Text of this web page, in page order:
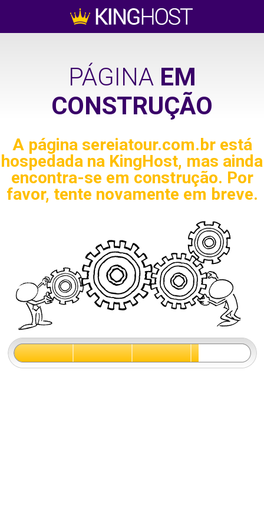
PÁGINA EM
CONSTRUÇÃO
A página sereiatour.com.brestá
hospedada na KingHost, mas ainda
encontra-se em construção. Por
favor, tente novamente em breve.